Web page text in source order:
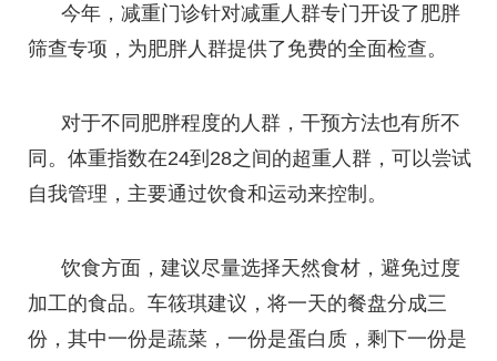
今年，减重门诊针对减重人群专门开设了肥胖
筛查专项，为肥胖人群提供了免费的全面检查。
对于不同肥胖程度的人群，干预方法也有所不
同。体重指数在24到28之间的超重人群，可以尝试
自我管理，主要通过饮食和运动来控制。
饮食方面，建议尽量选择天然食材，避免过度
加工的食品。车筱琪建议，将一天的餐盘分成三
份，其中一份是蔬菜，一份是蛋白质，剩下一份是